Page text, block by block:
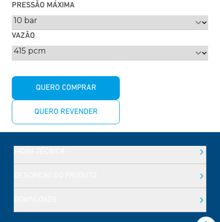
PRESSÃO MÁXIMA
VAZÃO
QUERO COMPRAR
QUERO REVENDER